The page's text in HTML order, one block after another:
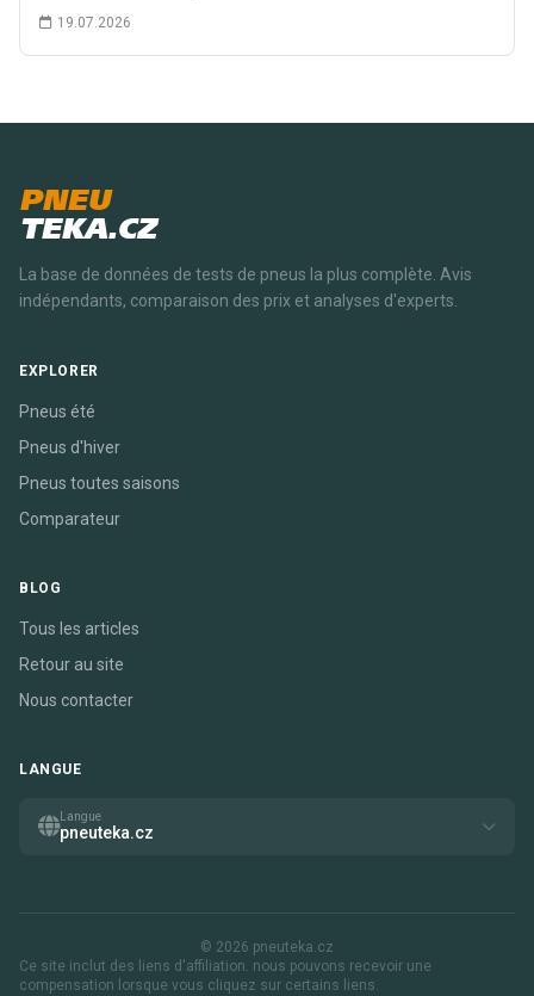
19.07.2026
PNEU
TEKA.CZ
La base de données de tests de pneus la plus complète. Avis
indépendants, comparaison des prix et analyses d'experts.
EXPLORER
Pneus été
Pneus d'hiver
Pneus toutes saisons
Comparateur
BLOG
Tous les articles
Retour au site
Nous contacter
LANGUE
Langue
pneuteka.cz
© 2026 pneuteka.cz
Ce site inclut des liens d'affiliation. nous pouvons recevoir une
compensation lorsque vous cliquez sur certains liens.